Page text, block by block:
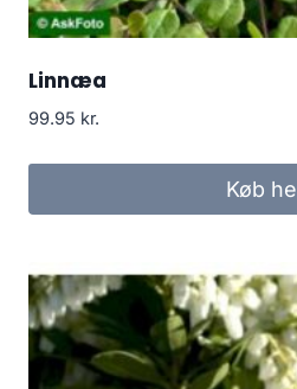
Linnæa
99.95 kr.
Køb